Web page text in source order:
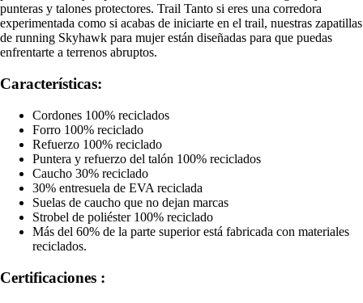
punteras y talones protectores. Trail Tanto si eres una corredora
experimentada como si acabas de iniciarte en el trail, nuestras zapatillas
de running Skyhawk para mujer están diseñadas para que puedas
enfrentarte a terrenos abruptos.
Características:
Cordones 100% reciclados
Forro 100% reciclado
Refuerzo 100% reciclado
Puntera y refuerzo del talón 100% reciclados
Caucho 30% reciclado
30% entresuela de EVA reciclada
Suelas de caucho que no dejan marcas
Strobel de poliéster 100% reciclado
Más del 60% de la parte superior está fabricada con materiales
reciclados.
Certificaciones :